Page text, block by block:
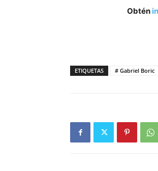
Obtén
ETIQUETAS # Gabriel Boric